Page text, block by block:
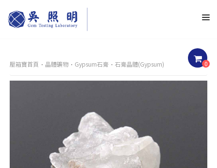
0
壓箱寶首頁 晶體礦物 Gypsum石膏 石膏晶體(Gypsum)